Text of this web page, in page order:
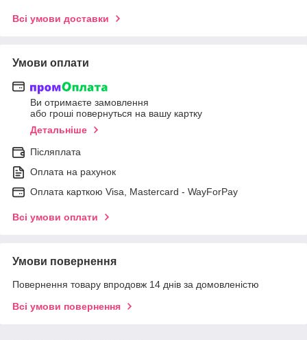
Всі умови доставки
Умови оплати
Ви отримаєте замовлення
або гроші повернуться на вашу картку
Детальніше
Післяплата
Оплата на рахунок
Оплата карткою Visa, Mastercard - WayForPay
Всі умови оплати
Умови повернення
Повернення товару впродовж 14 днів за домовленістю
Всі умови повернення